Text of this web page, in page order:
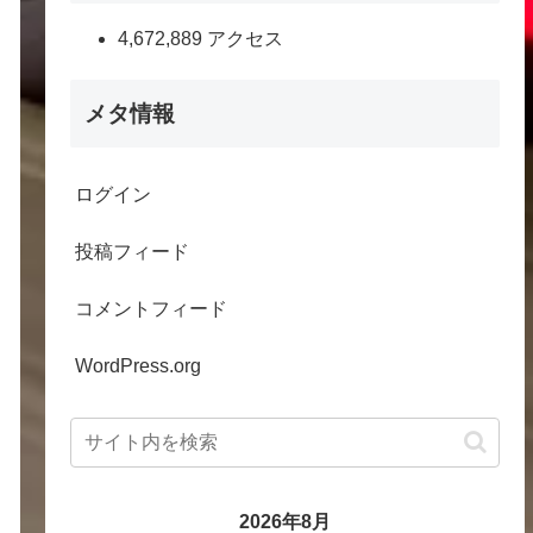
4,672,889 アクセス
メタ情報
ログイン
投稿フィード
コメントフィード
WordPress.org
2026年8月